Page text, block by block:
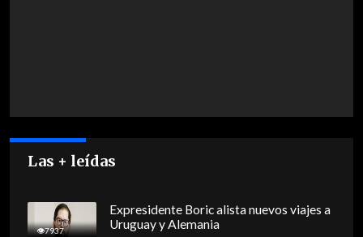
Las + leídas
7937
Expresidente Boric alista nuevos viajes a
Uruguay y Alemania